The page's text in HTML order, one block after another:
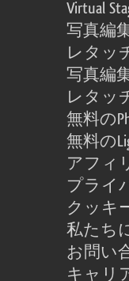
Virtual
写真編
レタッ
写真編
レタッ
無料の
無料の
アフィ
プライ
クッキ
私たち
お問い
キャリ